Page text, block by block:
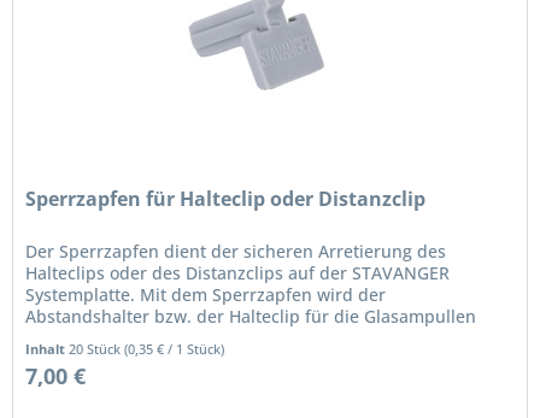
Sperrzapfen für Halteclip oder Distanzclip
Der Sperrzapfen dient der sicheren Arretierung des
Halteclips oder des Distanzclips auf der STAVANGER
Systemplatte. Mit dem Sperrzapfen wird der
Abstandshalter bzw. der Halteclip für die Glasampullen
Inhalt 20 Stück(0,35 € / 1 Stück)
7,00 €